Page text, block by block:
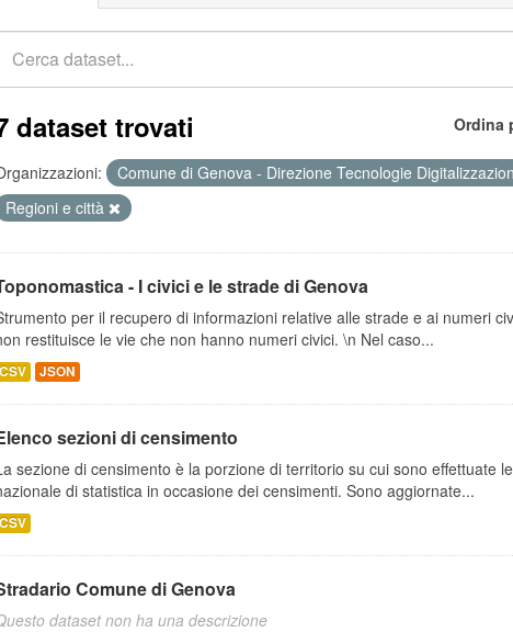
Ordina
dataset trovati
Comune di Genova - Direzione Tecnologie
Regioni e città
- I civici e le strade di Genova
per il recupero di informazioni relative alle strade e ai numeri
restituisce le vie che non hanno numeri civici. \n Nel caso...
CSV JSON
sezioni di censimento
sezione di censimento è la porzione di territorio su cui sono effettuate
di statistica in occasione dei censimenti. Sono aggiornate...
CSV
Comune di Genova
dataset non ha una descrizione